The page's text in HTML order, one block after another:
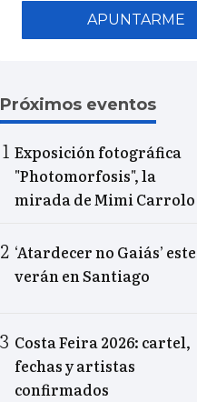
APUNTARME
Próximos eventos
Exposición fotográfica
"Photomorfosis", la
mirada de Mimi Carrolo
‘Atardecer no Gaiás’ este
verán en Santiago
Costa Feira 2026: cartel,
fechas y artistas
confirmados